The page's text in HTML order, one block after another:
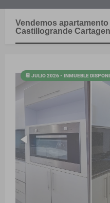
Vendemos
Castillogrande
📆 JULIO 2026 - INMUEBLE